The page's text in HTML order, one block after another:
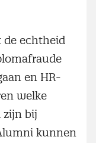
de echtheid
en HR-
welke
zijn bij
kunnen